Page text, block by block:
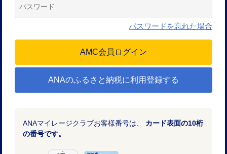
パスワードを忘れた場合
ANAのふるさと納税に利用登録する
ANAマイレージクラブお客様番号は、 カード表面の10桁
の番号です。